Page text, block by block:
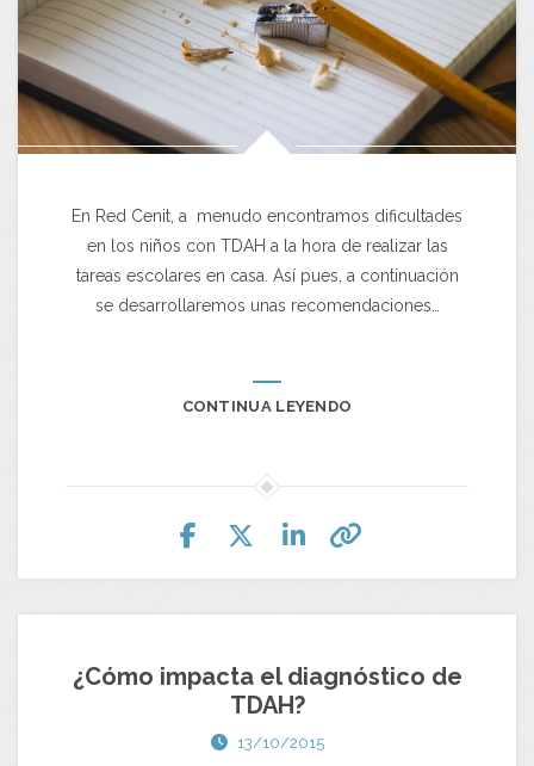
En Red Cenit, a menudo encontramos dificultades
en los niños con TDAH a la hora de realizar las
tareas escolares en casa. Así pues, a continuación
se desarrollaremos unas recomendaciones…
CONTINUA LEYENDO
¿Cómo impacta el diagnóstico de
TDAH?
13/10/2015